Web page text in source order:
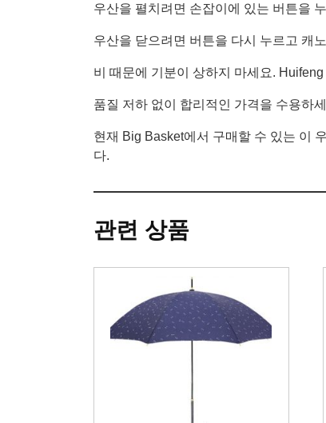
우산을 펼치려면 손잡이에 있는 버튼을
우산을 닫으려면 버튼을 다시 누르고 캐
비 때문에 기분이 상하지 마세요.
품질 저하 없이 합리적인 가격을 수용하
현재 Big Basket에서 구매할 수 있는 이
다.
관련 상품